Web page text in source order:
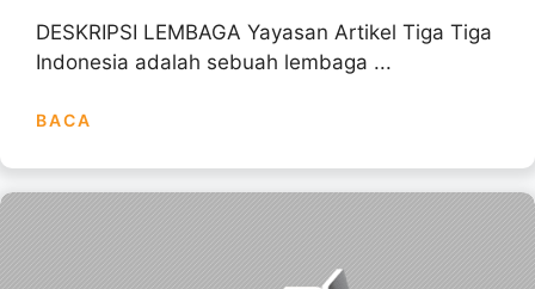
DESKRIPSI LEMBAGA Yayasan Artikel Tiga Tiga
Indonesia adalah sebuah lembaga ...
BACA